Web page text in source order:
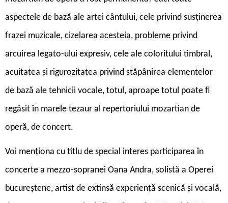
aspectele de bază ale artei cântului, cele privind susținerea
frazei muzicale, cizelarea acesteia, probleme privind
arcuirea legato-ului expresiv, cele ale coloritului timbral,
acuitatea și rigurozitatea privind stăpânirea elementelor
de bază ale tehnicii vocale, totul, aproape totul poate fi
regăsit în marele tezaur al repertoriului mozartian de
operă, de concert.
Voi menționa cu titlu de special interes participarea în
concerte a mezzo-sopranei Oana Andra, solistă a Operei
bucureștene, artist de extinsă experiență scenică și vocală,